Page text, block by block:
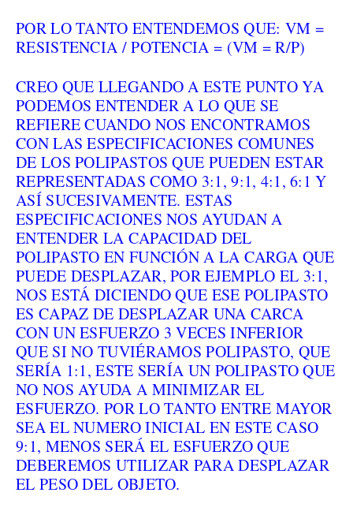
POR LO TANTO ENTENDEMOS QUE: VM =
RESISTENCIA / POTENCIA = (VM = R/P)
CREO QUE LLEGANDO A ESTE PUNTO YA
PODEMOS ENTENDER A LO QUE SE
REFIERE CUANDO NOS ENCONTRAMOS
CON LAS ESPECIFICACIONES COMUNES
DE LOS POLIPASTOS QUE PUEDEN ESTAR
REPRESENTADAS COMO 3:1, 9:1, 4:1, 6:1 Y
ASÍ SUCESIVAMENTE. ESTAS
ESPECIFICACIONES NOS AYUDAN A
ENTENDER LA CAPACIDAD DEL
POLIPASTO EN FUNCIÓN A LA CARGA QUE
PUEDE DESPLAZAR, POR EJEMPLO EL 3:1,
NOS ESTÁ DICIENDO QUE ESE POLIPASTO
ES CAPAZ DE DESPLAZAR UNA CARCA
CON UN ESFUERZO 3 VECES INFERIOR
QUE SI NO TUVIÉRAMOS POLIPASTO, QUE
SERÍA 1:1, ESTE SERÍA UN POLIPASTO QUE
NO NOS AYUDA A MINIMIZAR EL
ESFUERZO. POR LO TANTO ENTRE MAYOR
SEA EL NUMERO INICIAL EN ESTE CASO
9:1, MENOS SERÁ EL ESFUERZO QUE
DEBEREMOS UTILIZAR PARA DESPLAZAR
EL PESO DEL OBJETO.